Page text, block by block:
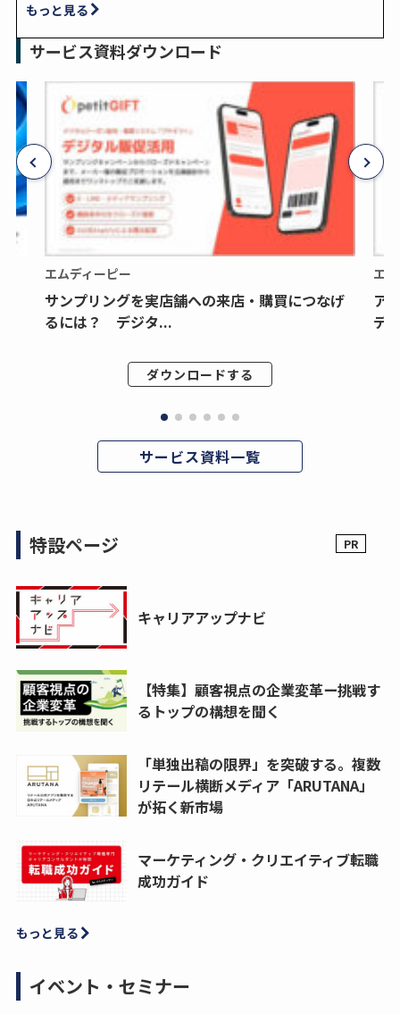
もっと見る
サービス資料ダウンロード
エムディーピー
サンプリングを実店舗への来店・購買につなげ
るには？ デジタ...
ダウンロードする
エ
ア
デ
サービス資料一覧
特設ページ
キャリアアップナビ
【特集】顧客視点の企業変革ー挑戦す
るトップの構想を聞く
「単独出稿の限界」を突破する。複数
リテール横断メディア「ARUTANA」
が拓く新市場
マーケティング・クリエイティブ転職
成功ガイド
もっと見る
イベント・セミナー